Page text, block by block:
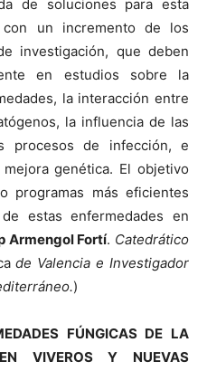
de soluciones para esta
con un incremento de los
investigación, que deben
en estudios sobre la
la interacción entre
la influencia de las
procesos de infección, e
genética. El objetivo
programas más eficientes
estas enfermedades en
Armengol Fortí. Catedrático
de Valencia e Investigador
)
FÚNGICAS DE LA
VIVEROS Y NUEVAS